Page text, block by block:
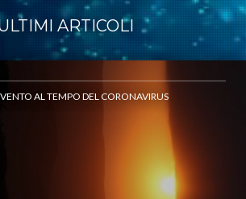
ARTICOLI
AL TEMPO DEL CORONAVIRUS